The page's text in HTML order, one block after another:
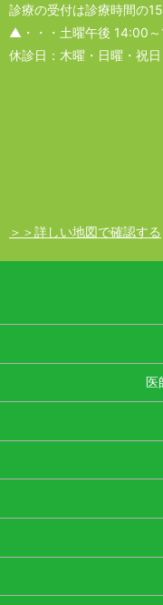
診療の受付は診療時間の
▲・・・土曜午後 14:00
休診日：木曜・日曜・祝日
＞＞詳しい地図で確認する
医